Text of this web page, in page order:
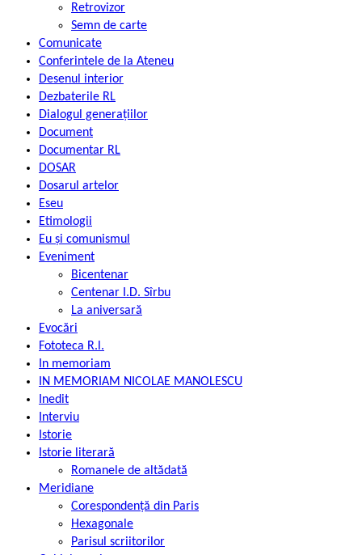
Retrovizor
Semn de carte
Comunicate
Conferintele de la Ateneu
Desenul interior
Dezbaterile RL
Dialogul generațiilor
Document
Documentar RL
DOSAR
Dosarul artelor
Eseu
Etimologii
Eu și comunismul
Eveniment
Bicentenar
Centenar I.D. Sîrbu
La aniversară
Evocări
Fototeca R.l.
In memoriam
IN MEMORIAM NICOLAE MANOLESCU
Inedit
Interviu
Istorie
Istorie literară
Romanele de altădată
Meridiane
Corespondență din Paris
Hexagonale
Parisul scriitorilor